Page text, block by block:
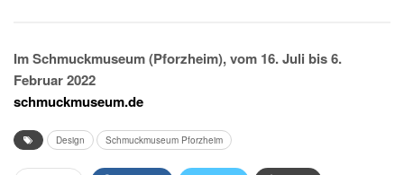
Im Schmuckmuseum (Pforzheim), vom 16. Juli bis 6.
Februar 2022
schmuckmuseum.de
Design Schmuckmuseum Pforzheim